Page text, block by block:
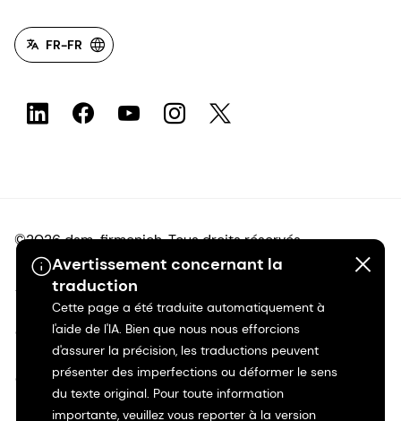
Avertissement concernant la
traduction
Cette page a été traduite automatiquement à
l'aide de l'IA. Bien que nous nous efforcions
d'assurer la précision, les traductions peuvent
présenter des imperfections ou déformer le sens
du texte original. Pour toute information
importante, veuillez vous reporter à la version
FR-FR
©2026 dsm-firmenich. Tous droits réservés.
Avis de confidentialité
Conditions d'utilisation
Conditions d'utilisation